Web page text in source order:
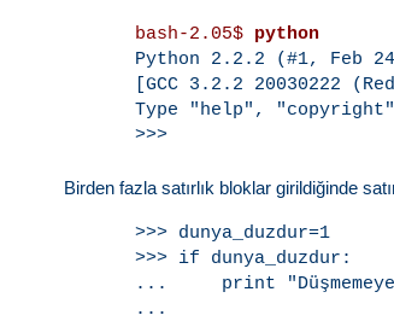
bash-2.05$ python
Python 2.2.2 (#1, Feb
[GCC 3.2.2 20030222
Type "help",
Birden fazla satırlık bloklar girildiğinde
>>> dunya_duzdur=1
>>> if dunya_duzdur:
...     print
...